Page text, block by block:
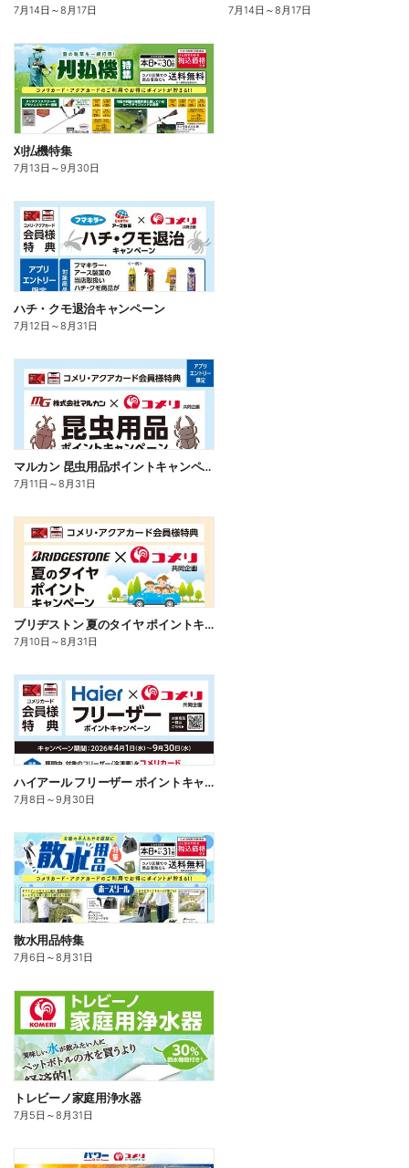
7月14日 ～8月17日 7月14日 ～8月17日
刈払機特集
7月13日 ～9月30日
ハチ・クモ退治キャンペーン
7月12日 ～8月31日
マルカン 昆虫用品ポイントキャンペーン
7月11日 ～8月31日
ブリヂストン 夏のタイヤ ポイントキャンペーン
7月10日 ～8月31日
ハイアール フリーザー ポイントキャンペーン
7月8日 ～9月30日
散水用品特集
7月6日 ～8月31日
トレビーノ家庭用浄水器
7月5日 ～8月31日